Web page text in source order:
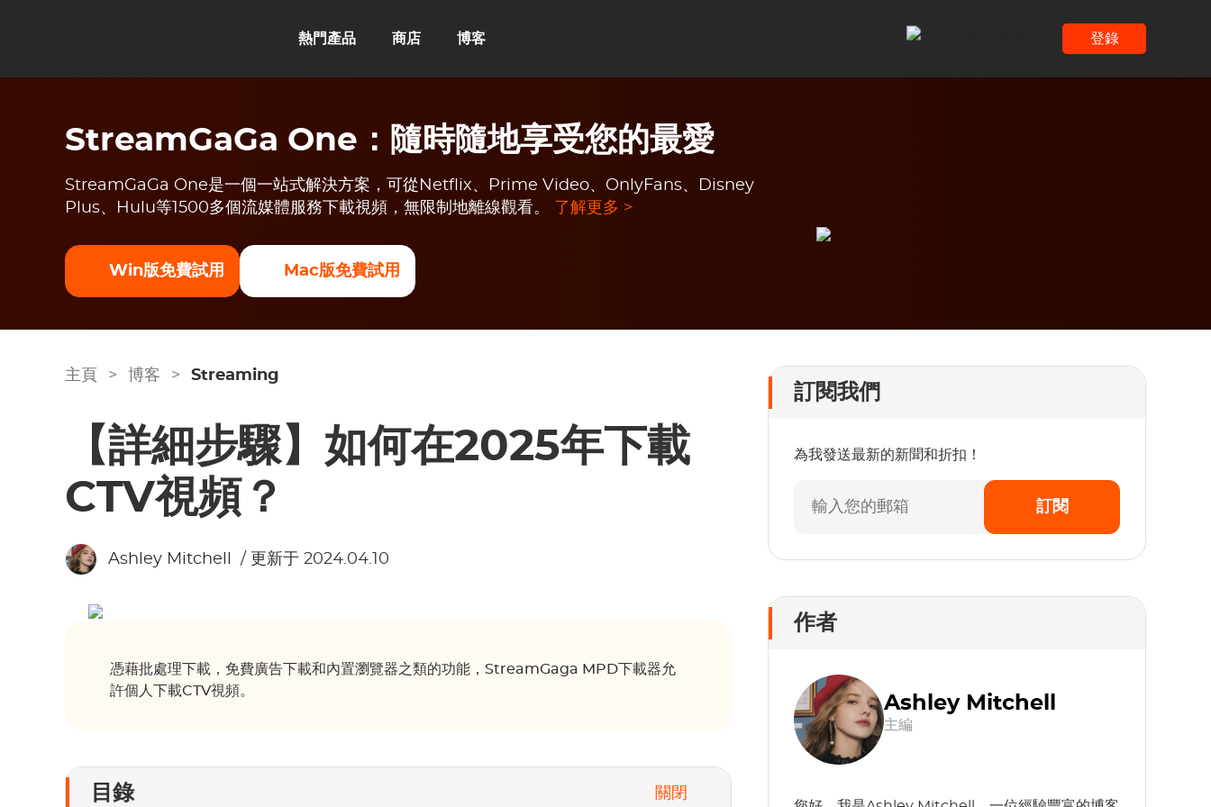
熱門產品 商店 博客 登錄
StreamGaGa One：隨時隨地享受您的最愛
StreamGaGa One是一個一站式解決方案，可從Netflix、Prime Video、OnlyFans、Disney
Plus、Hulu等1500多個流媒體服務下載視頻，無限制地離線觀看。
了解更多 >
Win版免費試用 Mac版免費試用
主頁 > 博客 > Streaming
【詳細步驟】如何在2025年下載
CTV視頻？
Ashley Mitchell / 更新于 2024.04.10
憑藉批處理下載，免費廣告下載和內置瀏覽器之類的功能，StreamGaga MPD下載器允
許個人下載CTV視頻。
目錄 關閉
訂閱我們
為我發送最新的新聞和折扣！
訂閱
作者
Ashley Mitchell
主編